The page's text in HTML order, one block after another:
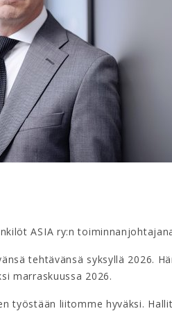
ASIA ry:n
tehtävänsä syksyllä 2026.
marraskuussa 2026.
työstään liitomme hyväksi.